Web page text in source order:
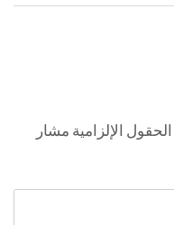
الحقول الإلزامية مشار